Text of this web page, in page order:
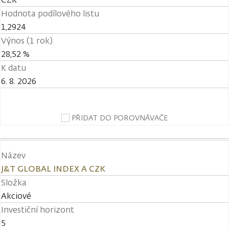
Hodnota podílového listu
1,2924
Výnos (1 rok)
28,52 %
K datu
6. 8. 2026
PŘIDAT DO POROVNÁVAČE
Název
J&T GLOBAL INDEX A CZK
Složka
Akciové
Investiční horizont
5